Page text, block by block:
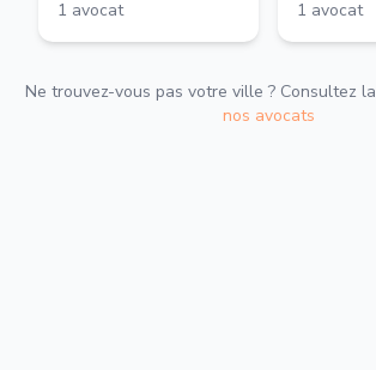
1 avocat 1 avocat
Ne trouvez-vous pas votre ville ? Consultez la
nos avocats